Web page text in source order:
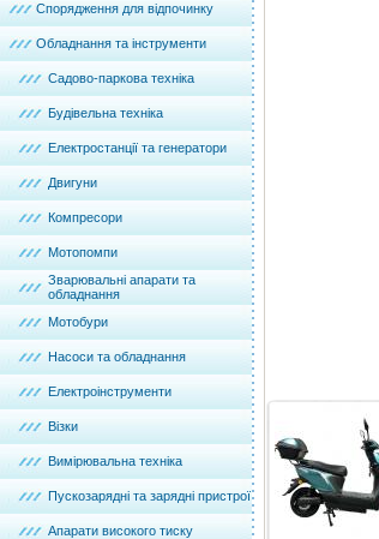
Спорядження для відпочинку
Обладнання та інструменти
Садово-паркова техніка
Будівельна техніка
Електростанції та генератори
Двигуни
Компресори
Мотопомпи
Зварювальні апарати та
обладнання
Мотобури
Насоси та обладнання
Електроінструменти
Візки
Вимірювальна техніка
Пускозарядні та зарядні пристрої
Апарати високого тиску